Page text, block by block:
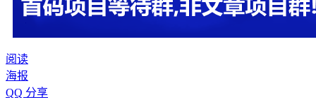
阅读
海报
QQ 分享